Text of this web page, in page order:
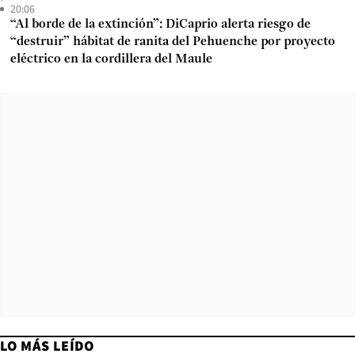
20:06
“Al borde de la extinción”: DiCaprio alerta riesgo de
“destruir” hábitat de ranita del Pehuenche por proyecto
eléctrico en la cordillera del Maule
LO MÁS LEÍDO